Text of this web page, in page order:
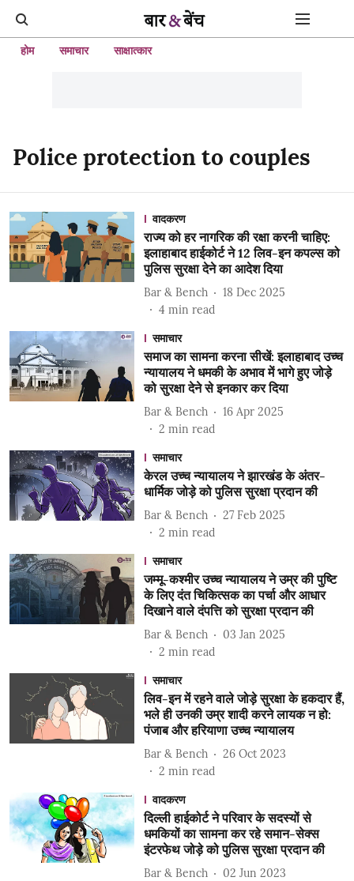
होम समाचार साक्षात्कार
Police protection to couples
वादकरण
राज्य को हर नागरिक की रक्षा करनी चाहिए:
इलाहाबाद हाईकोर्ट ने 12 लिव-इन कपल्स को
पुलिस सुरक्षा देने का आदेश दिया
Bar & Bench
18 Dec 2025
4 min read
समाचार
समाज का सामना करना सीखें: इलाहाबाद उच्च
न्यायालय ने धमकी के अभाव में भागे हुए जोड़े
को सुरक्षा देने से इनकार कर दिया
Bar & Bench
16 Apr 2025
2 min read
समाचार
केरल उच्च न्यायालय ने झारखंड के अंतर-
धार्मिक जोड़े को पुलिस सुरक्षा प्रदान की
Bar & Bench
27 Feb 2025
2 min read
समाचार
जम्मू-कश्मीर उच्च न्यायालय ने उम्र की पुष्टि
के लिए दंत चिकित्सक का पर्चा और आधार
दिखाने वाले दंपत्ति को सुरक्षा प्रदान की
Bar & Bench
03 Jan 2025
2 min read
समाचार
लिव-इन में रहने वाले जोड़े सुरक्षा के हकदार हैं,
भले ही उनकी उम्र शादी करने लायक न हो:
पंजाब और हरियाणा उच्च न्यायालय
Bar & Bench
26 Oct 2023
2 min read
वादकरण
दिल्ली हाईकोर्ट ने परिवार के सदस्यों से
धमकियों का सामना कर रहे समान-सेक्स
इंटरफेथ जोड़े को पुलिस सुरक्षा प्रदान की
Bar & Bench
02 Jun 2023